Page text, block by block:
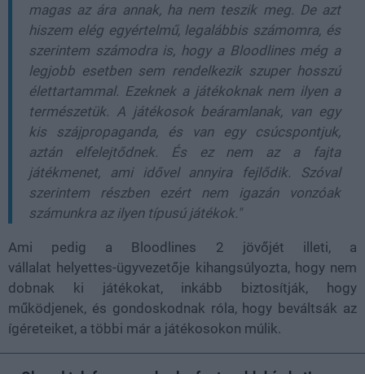
magas az ára annak, ha nem teszik meg. De azt
hiszem elég egyértelmű, legalábbis számomra, és
szerintem számodra is, hogy a Bloodlines még a
legjobb esetben sem rendelkezik szuper hosszú
élettartammal. Ezeknek a játékoknak nem ilyen a
természetük. A játékosok beáramlanak, van egy
kis szájpropaganda, és van egy csúcspontjuk,
aztán elfelejtődnek. És ez nem az a fajta
játékmenet, ami idővel annyira fejlődik. Szóval
szerintem részben ezért nem igazán vonzóak
számunkra az ilyen típusú játékok."
Ami pedig a Bloodlines 2 jövőjét illeti, a
vállalat helyettes-ügyvezetője kihangsúlyozta, hogy nem
dobnak ki játékokat, inkább biztosítják, hogy
működjenek, és gondoskodnak róla, hogy beváltsák az
ígéreteiket, a többi már a játékosokon múlik.